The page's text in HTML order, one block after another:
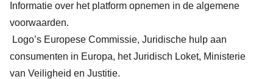
Informatie over het platform opnemen in de algemene
voorwaarden.
Logo’s Europese Commissie, Juridische hulp aan
consumenten in Europa, het Juridisch Loket, Ministerie
van Veiligheid en Justitie.